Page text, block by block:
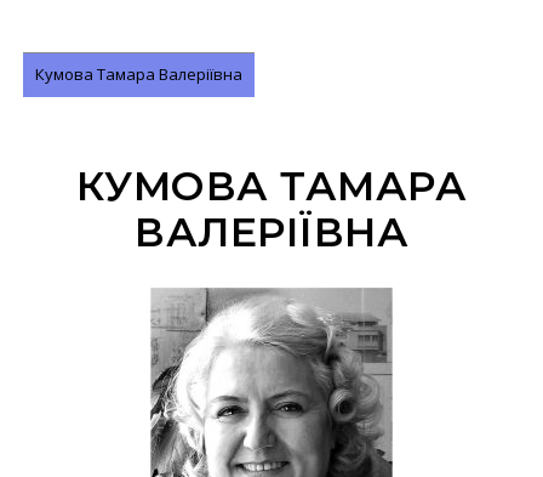
Кумова Тамара Валеріївна
КУМОВА ТАМАРА
ВАЛЕРІЇВНА